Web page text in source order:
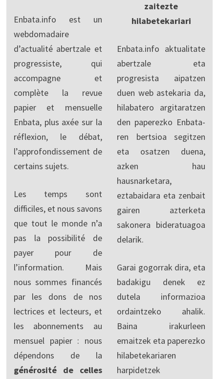
Enbata.info est un
webdomadaire
d’actualité abertzale et
progressiste, qui
accompagne et
complète la revue
papier et mensuelle
Enbata, plus axée sur la
réflexion, le débat,
l’approfondissement de
certains sujets.
Les temps sont
difficiles, et nous savons
que tout le monde n’a
pas la possibilité de
payer pour de
l’information. Mais
nous sommes financés
par les dons de nos
lectrices et lecteurs, et
les abonnements au
mensuel papier : nous
dépendons de la
générosité de celles
zaitezte
hilabetekariari
Enbata.info aktualitate
abertzale eta
progresista aipatzen
duen web astekaria da,
hilabatero argitaratzen
den paperezko Enbata-
ren bertsioa segitzen
eta osatzen duena,
azken hau
hausnarketara,
eztabaidara eta zenbait
gairen azterketa
sakonera bideratuagoa
delarik.
Garai gogorrak dira, eta
badakigu denek ez
dutela informazioa
ordaintzeko ahalik.
Baina irakurleen
emaitzek eta paperezko
hilabetekariaren
harpidetzek